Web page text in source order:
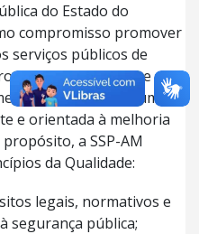
do Estado do
compromisso promover
serviços públicos de
da sociedade e o
por meio de uma
e orientada à melhoria
a SSP-AM
da Qualidade:
legais, normativos e
segurança pública;